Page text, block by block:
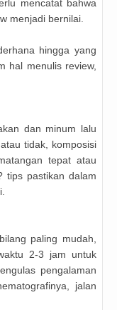
mencatat bahwa
menjadi bernilai.
hingga yang
hal menulis review,
dan minum lalu
tidak, komposisi
tepat atau
tips pastikan dalam
paling mudah,
2-3 jam untuk
pengalaman
jalan